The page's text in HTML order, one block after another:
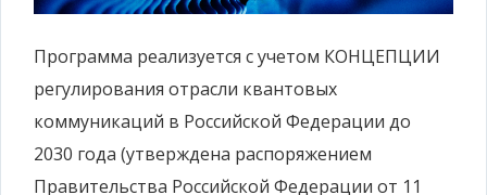
Программа реализуется с учетом КОНЦЕПЦИИ
регулирования отрасли квантовых
коммуникаций в Российской Федерации до
2030 года (утверждена распоряжением
Правительства Российской Федерации от 11